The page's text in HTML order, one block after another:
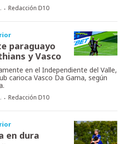
· Redacción D10
paraguayo
y Vasco
en el Independiente del Valle,
carioca Vasco Da Gama, según
· Redacción D10
en dura